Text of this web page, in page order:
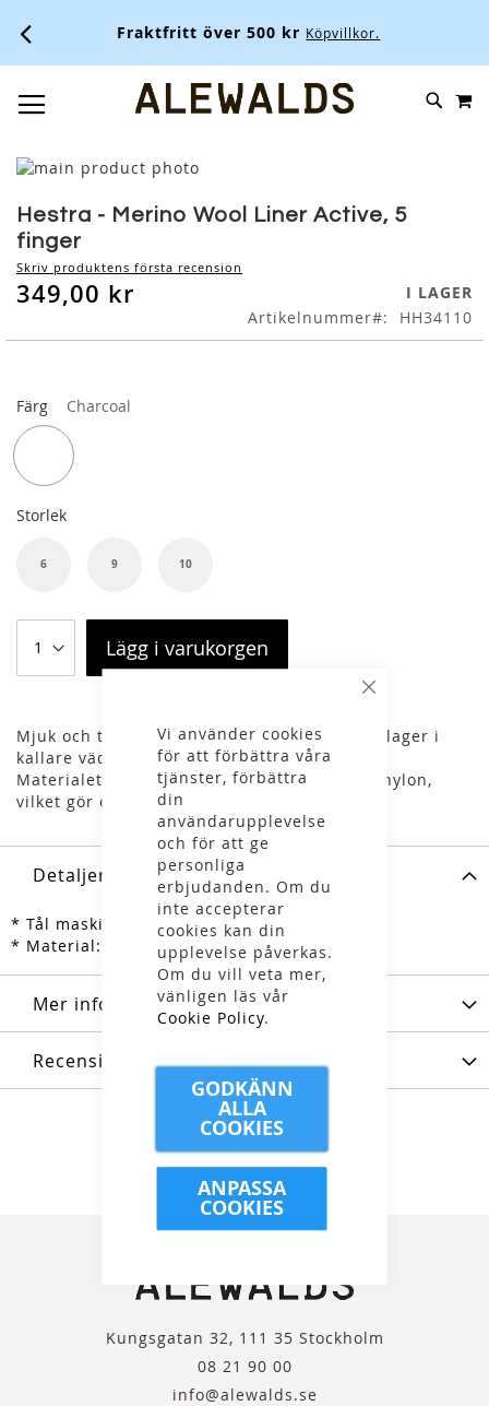
Vi använder cookies
för att förbättra våra
tjänster, förbättra
din
användarupplevelse
och för att ge
personliga
erbjudanden. Om du
inte accepterar
cookies kan din
upplevelse påverkas.
Om du vill veta mer,
vänligen läs vår
Cookie Policy.
GODKÄNN
ALLA
COOKIES
ANPASSA
COOKIES
Fraktfritt över 500 kr Köpvillkor.
SKIP
Skip
the
end
of
the
images
to
the
beginning
of
the
gallery
Hestra - Merino Wool Liner Active, 5
finger
Skriv produktens första recension
349,00 kr
I LAGER
Artikelnummer
HH34110
Färg Charcoal
Storlek
6 9 10
Lägg i varukorgen
Mjuk och tunn liner som utgör ett bra extra lager i
kallare väder, passar till de flesta handskar.
Materialet är en bladning av merinoull och nylon,
vilket gör den både varm och tålig.
Detaljer
* Tål maskintvätt
* Material: 70% merinoull, 30% polyamid
Mer information
Recensioner
Kungsgatan 32, 111 35 Stockholm
08 21 90 00
info@alewalds.se